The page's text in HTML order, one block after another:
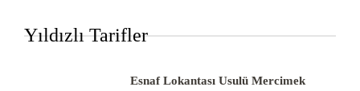
Yıldızlı Tarifler
Esnaf Lokantası Usulü Mercimek